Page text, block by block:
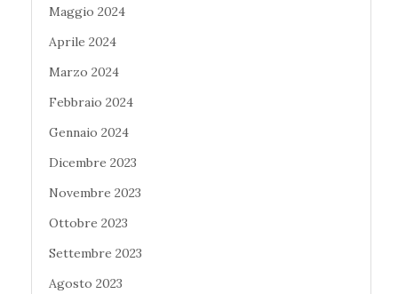
Maggio 2024
Aprile 2024
Marzo 2024
Febbraio 2024
Gennaio 2024
Dicembre 2023
Novembre 2023
Ottobre 2023
Settembre 2023
Agosto 2023